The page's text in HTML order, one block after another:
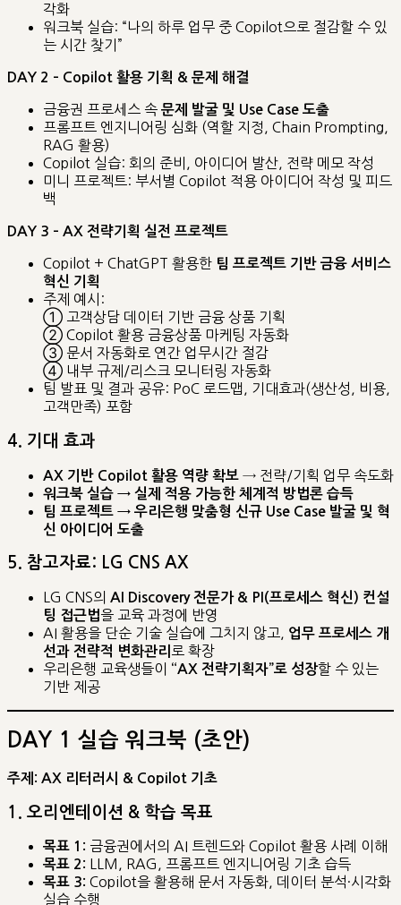
각화
워크북 실습: “나의 하루 업무 중 Copilot으로 절감할 수 있
는 시간 찾기”
DAY 2 – Copilot 활용 기획 & 문제 해결
금융권 프로세스 속 문제 발굴 및 Use Case 도출
프롬프트 엔지니어링 심화 (역할 지정, Chain Prompting,
RAG 활용)
Copilot 실습: 회의 준비, 아이디어 발산, 전략 메모 작성
미니 프로젝트: 부서별 Copilot 적용 아이디어 작성 및 피드
백
DAY 3 – AX 전략기획 실전 프로젝트
Copilot + ChatGPT 활용한 팀 프로젝트 기반 금융 서비스
혁신 기획
주제 예시:
① 고객상담 데이터 기반 금융 상품 기획
② Copilot 활용 금융상품 마케팅 자동화
③ 문서 자동화로 연간 업무시간 절감
④ 내부 규제/리스크 모니터링 자동화
팀 발표 및 결과 공유: PoC 로드맵, 기대효과(생산성, 비용,
고객만족) 포함
4. 기대 효과
AX 기반 Copilot 활용 역량 확보 → 전략/기획 업무 속도화
워크북 실습 → 실제 적용 가능한 체계적 방법론 습득
팀 프로젝트 → 우리은행 맞춤형 신규 Use Case 발굴 및 혁
신 아이디어 도출
5. 참고자료: LG CNS AX
LG CNS의 AI Discovery 전문가 & PI(프로세스 혁신) 컨설
팅 접근법을 교육 과정에 반영
AI 활용을 단순 기술 실습에 그치지 않고, 업무 프로세스 개
선과 전략적 변화관리 로 확장
우리은행 교육생들이 “AX 전략기획자”로 성장할 수 있는
기반 제공
DAY 1 실습 워크북 (초안)
주제: AX 리터러시 & Copilot 기초
1. 오리엔테이션 & 학습 목표
목표 1: 금융권에서의 AI 트렌드와 Copilot 활용 사례 이해
목표 2: LLM, RAG, 프롬프트 엔지니어링 기초 습득
목표 3: Copilot을 활용해 문서 자동화, 데이터 분석·시각화
실습 수행